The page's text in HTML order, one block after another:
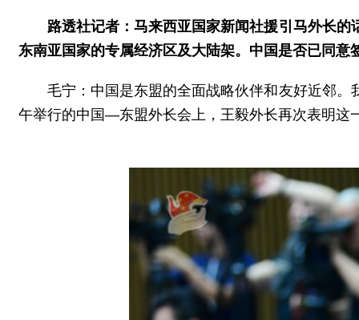
路透社记者：马来西亚国家新闻社援引马外长
东南亚国家的专属经济区及大陆架。中国是否已同意
毛宁：中国是东盟的全面战略伙伴和友好近邻
午举行的中国—东盟外长会上，王毅外长再次表明这